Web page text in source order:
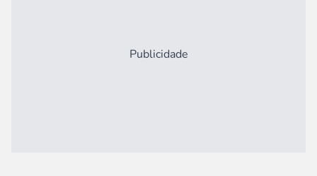
Publicidade